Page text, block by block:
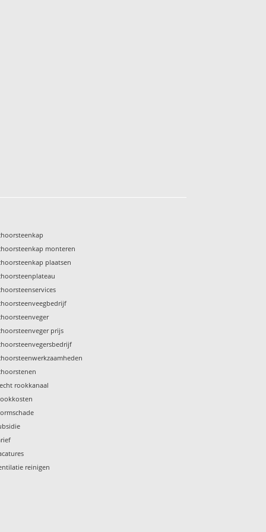
monteren
plaatsen
prijs
rookkanaal
reinigen